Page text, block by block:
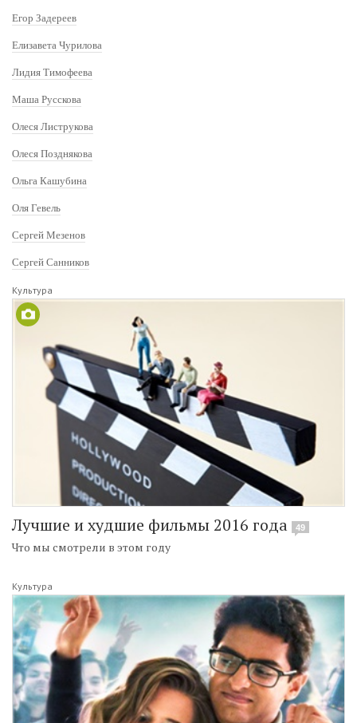
Егор Задереев
Елизавета Чурилова
Лидия Тимофеева
Маша Русскова
Олеся Листрукова
Олеся Позднякова
Ольга Кашубина
Оля Гевель
Сергей Мезенов
Сергей Санников
Культура
Лучшие и худшие фильмы 2016 года 49
Что мы смотрели в этом году
Культура